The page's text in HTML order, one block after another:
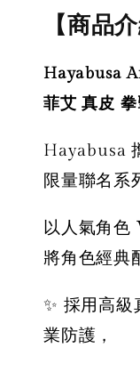
【拳運
拳擊手
格鬥專
退汗味
解
NT$ 300
NT$ 350
-
【商品介
Hayabusa
菲艾 真皮
Hayabusa
限量聯名系
以人氣角色
將角色經典
✨ 採用高
業防護，